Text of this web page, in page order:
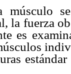
músculo
la fuerza
es